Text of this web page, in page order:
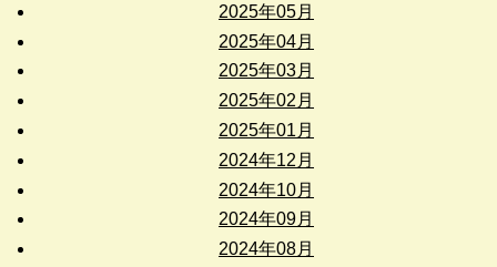
2025年05月
2025年04月
2025年03月
2025年02月
2025年01月
2024年12月
2024年10月
2024年09月
2024年08月